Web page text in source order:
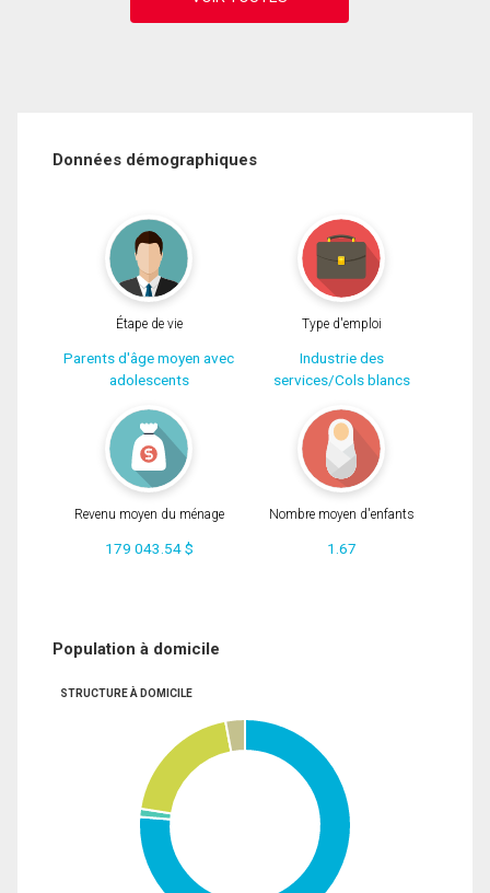
Données démographiques
Étape de vie
Parents d'âge moyen avec
adolescents
Type d'emploi
Industrie des
services/Cols blancs
Revenu moyen du ménage
179 043.54 $
Nombre moyen d'enfants
1.67
Population à domicile
STRUCTURE À DOMICILE